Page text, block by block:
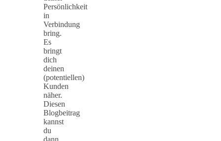
Persönlichkeit
in
Verbindung
bring.
Es
bringt
dich
deinen
(potentiellen)
Kunden
näher.
Diesen
Blogbeitrag
kannst
du